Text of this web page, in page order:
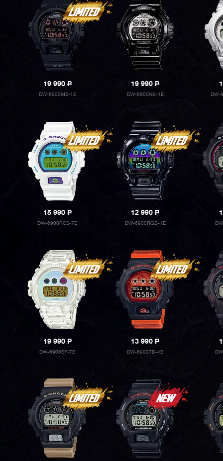
19 990P
DW-6900MS-1E
19 990P
DW-6900NB-1E DW-
15 990P
DW-6900RCS-7E
12 990P
DW-6900RGB-1E
19 990P
DW-6900SP-7E
13 990P
DW-6900TD-4E